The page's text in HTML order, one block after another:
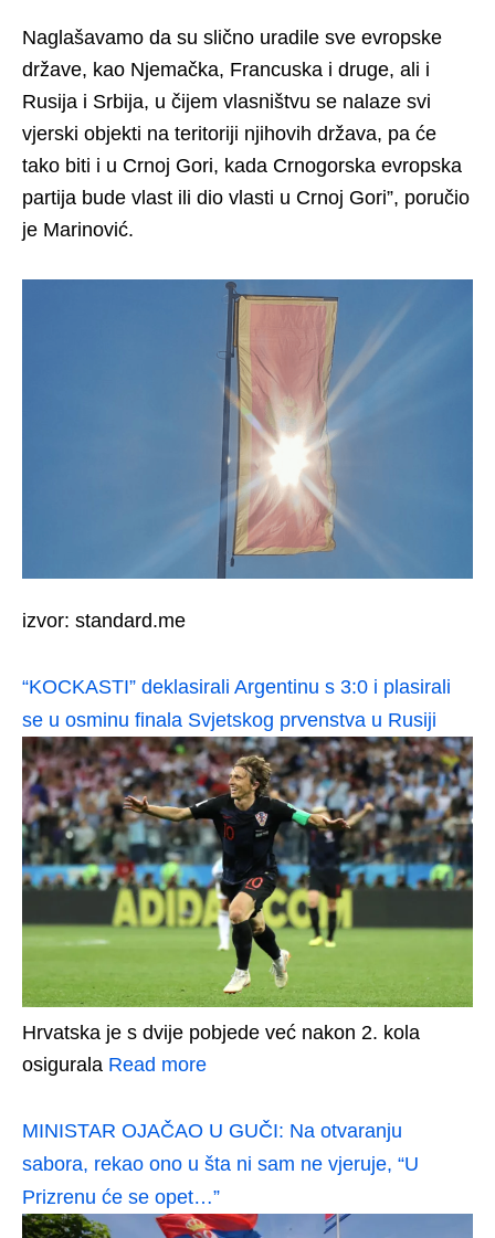
Naglašavamo da su slično uradile sve evropske
države, kao Njemačka, Francuska i druge, ali i
Rusija i Srbija, u čijem vlasništvu se nalaze svi
vjerski objekti na teritoriji njihovih država, pa će
tako biti i u Crnoj Gori, kada Crnogorska evropska
partija bude vlast ili dio vlasti u Crnoj Gori”, poručio
je Marinović.
izvor: standard.me
“KOCKASTI” deklasirali Argentinu s 3:0 i plasirali
se u osminu finala Svjetskog prvenstva u Rusiji
Hrvatska je s dvije pobjede već nakon 2. kola
osigurala Read more
MINISTAR OJAČAO U GUČI: Na otvaranju
sabora, rekao ono u šta ni sam ne vjeruje, “U
Prizrenu će se opet…”